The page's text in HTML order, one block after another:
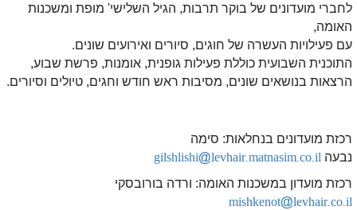
לחברי מועדונים של בוקר תרבות, הגיל השלישי' מופת ומשכנות
האומה,
עם פעילויות העשרה של חוגים, סיורים ואירועים שונים.
התוכנית השבועית כוללת פעילות גופנית, אומנות, פרשת שבוע,
הרצאות בנושאים שונים, מסיבות ראש חודש וחגים, טיולים וסיורים.
רכזת מועדונים בנחלאות: סימה
נבעה gilshlishi@levhair.matnasim.co.il
רכזת מועדון במשכנות האומה: ורדה בורובסקי
mishkenot@levhair.co.il